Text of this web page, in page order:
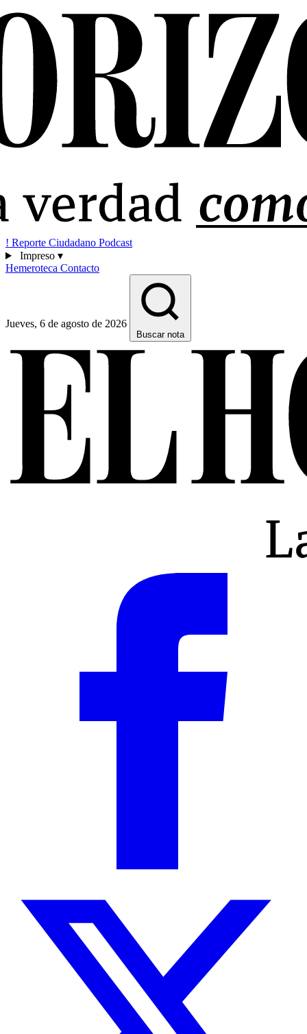
! Reporte Ciudadano Podcast
Impreso ▾
Hemeroteca Contacto
Jueves, 6 de agosto de 2026
Buscar nota